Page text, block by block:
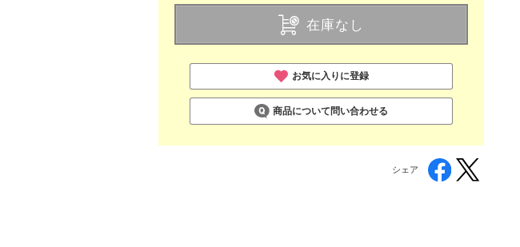
在庫なし
お気に入りに登録
商品について問い合わせる
シェア